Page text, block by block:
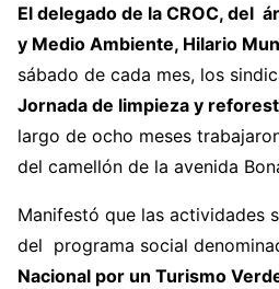
El delegado de la CROC, del
y Medio Ambiente, Hilario
sábado de cada mes, los
Jornada de limpieza y
largo de ocho meses
del camellón de la avenida
Manifestó que las actividades
del programa social
Nacional por un Turismo